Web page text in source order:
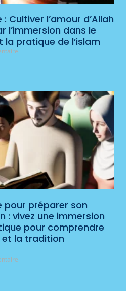
Cultiver l’amour d’Allah
l’immersion dans le
la pratique de l’islam
pour préparer son
: vivez une immersion
pour comprendre
et la tradition